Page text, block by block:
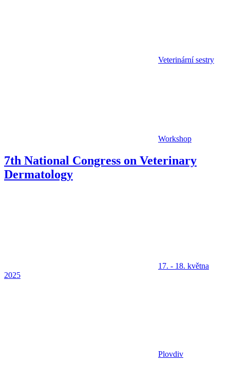
Veterinární sestry
Workshop
7th National Congress on Veterinary
Dermatology
17. - 18. května
2025
Plovdiv